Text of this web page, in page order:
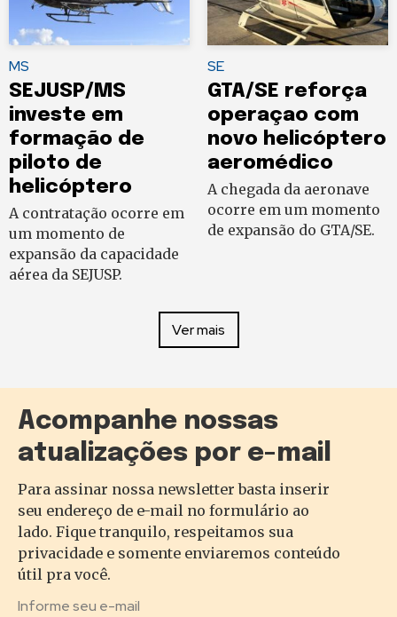
MS
SEJUSP/MS
investe em
formação de
piloto de
helicóptero
A contratação ocorre em
um momento de
expansão da capacidade
aérea da SEJUSP.
SE
GTA/SE reforça
operaçao com
novo helicóptero
aeromédico
A chegada da aeronave
ocorre em um momento
de expansão do GTA/SE.
Ver mais
Acompanhe nossas
atualizações por e-mail
Para assinar nossa newsletter basta inserir
seu endereço de e-mail no formulário ao
lado. Fique tranquilo, respeitamos sua
privacidade e somente enviaremos conteúdo
útil pra você.
Informe seu e-mail